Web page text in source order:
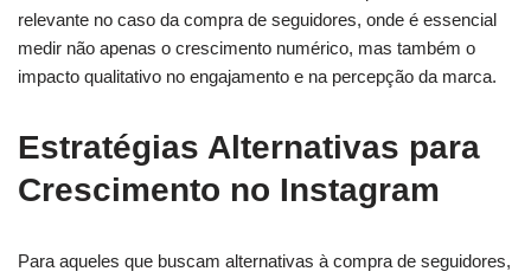
relevante no caso da compra de seguidores, onde é essencial
medir não apenas o crescimento numérico, mas também o
impacto qualitativo no engajamento e na percepção da marca.
Estratégias Alternativas para
Crescimento no Instagram
Para aqueles que buscam alternativas à compra de seguidores,